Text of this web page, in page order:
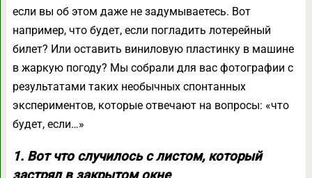
если вы об этом даже не задумываетесь. Вот
например, что будет, если погладить лотерейный
билет? Или оставить виниловую пластинку в машине
в жаркую погоду? Мы собрали для вас фотографии с
результатами таких необычных спонтанных
экспериментов, которые отвечают на вопросы: «что
будет, если…»
1. Вот что случилось с листом, который